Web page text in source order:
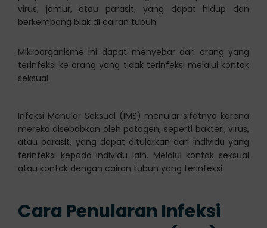
virus, jamur, atau parasit, yang dapat hidup dan
berkembang biak di cairan tubuh.
Mikroorganisme ini dapat menyebar dari orang yang
terinfeksi ke orang yang tidak terinfeksi melalui kontak
seksual.
Infeksi Menular Seksual (IMS) menular sifatnya karena
mereka disebabkan oleh patogen, seperti bakteri, virus,
atau parasit, yang dapat ditularkan dari individu yang
terinfeksi kepada individu lain. Melalui kontak seksual
atau kontak dengan cairan tubuh yang terinfeksi.
Cara Penularan Infeksi